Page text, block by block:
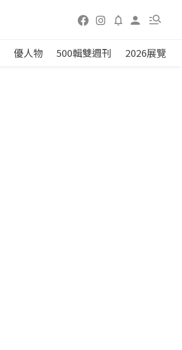
優人物 500輯雙週刊 2026展覽